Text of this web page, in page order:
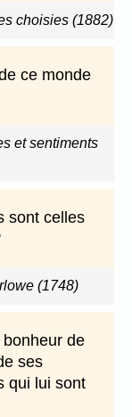
choisies (1882)
ce monde
et sentiments
sont celles
(1748)
de
ses
qui lui sont